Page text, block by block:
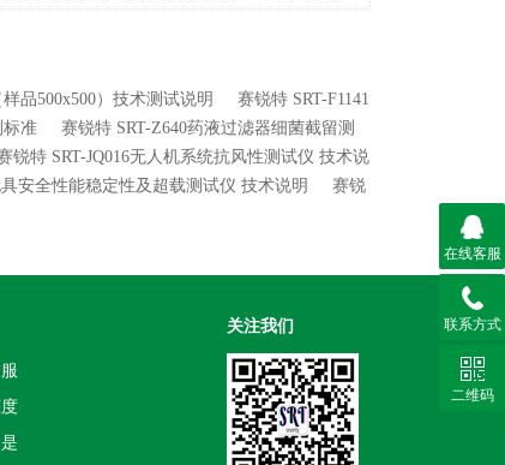
品500x500）技术测试说明
赛锐特 SRT-F1141
标准
赛锐特 SRT-Z640药液过滤器细菌截留测
锐特 SRT-JQ016无人机系统抗风性测试仪 技术说
安全性能稳定性及超载测试仪 技术说明
赛锐
关注我们
在线客服
联系方式
二维码